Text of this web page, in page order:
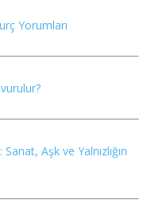
Yorumları
Aşk ve Yalnızlığın